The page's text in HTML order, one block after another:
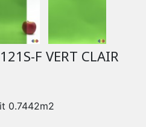
F VERT CLAIR
0.7442m2